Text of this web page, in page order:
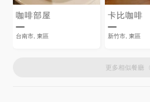
咖啡部屋
台南市, 東區
卡比咖啡
新竹市, 東區
更多相似餐廳